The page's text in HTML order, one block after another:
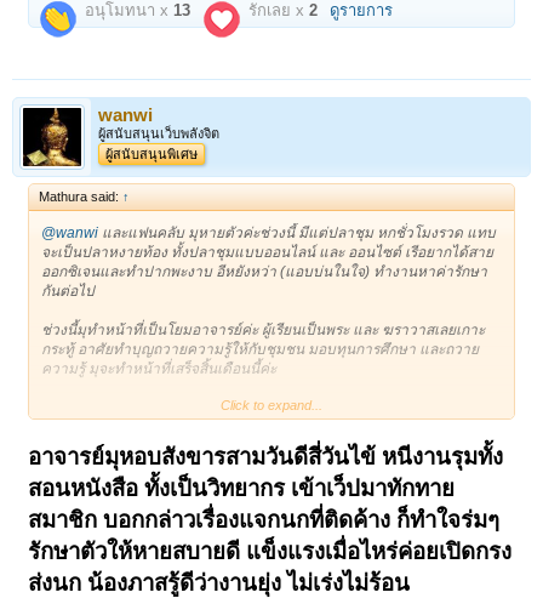
อนุโมทนา x13 รักเลย x2 ดูรายการ
wanwi
ผู้สนับสนุนเว็บพลังจิต
ผู้สนับสนุนพิเศษ
Mathura said: ↑
@wanwi และแฟนคลับ มุหายตัวค่ะช่วงนี้ มีแต่ปลาชุม หกชั่วโมงรวด แทบ
จะเป็นปลาหงายท้อง ทั้งปลาชุมแบบออนไลน์ และ ออนไซต์ เรีอยากได้สาย
ออกซิเจนและทำปากพะงาบ อีหยังหว่า (แอบบ่นในใจ) ทำงานหาค่ารักษา
กันต่อไป
ช่วงนี้มุทำหน้าที่เป็นโยมอาจารย์ค่ะ ผู้เรียนเป็นพระ และ ฆราวาสเลยเกาะ
กระทู้ อาศัยทำบุญถวายความรู้ให้กับชุมชน มอบทุนการศึกษา และถวาย
ความรู้ มุจะทำหน้าที่เสร็จสิ้นเดือนนี้ค่ะ
ไม่ได้ลืมนะคะ แต่กำลังหานกรุ่นที่ยังไม่มีเพราะคุณพาสได้
Click to expand...
อาจารย์มุหอบสังขารสามวันดีสี่วันไข้ หนีงานรุมทั้ง
สอนหนังสือ ทั้งเป็นวิทยากร เข้าเว็ปมาทักทาย
สมาชิก บอกกล่าวเรื่องแจกนกที่ติดค้าง ก็ทำใจร่มๆ
รักษาตัวให้หายสบายดี แข็งแรงเมื่อไหร่ค่อยเปิดกรง
ส่งนก น้องภาสรู้ดีว่างานยุ่ง ไม่เร่งไม่ร้อน